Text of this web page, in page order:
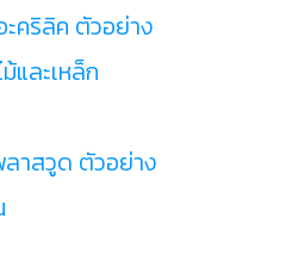
คริลิค ตัวอย่าง
และเหล็ก
าสวูด ตัวอย่าง